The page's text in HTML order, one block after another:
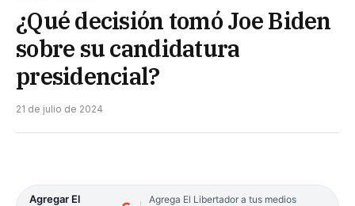
¿Qué decisión tomó Joe Biden
sobre su candidatura
presidencial?
21 de julio de 2024
Agregar El
Agrega El Libertador a tus medios